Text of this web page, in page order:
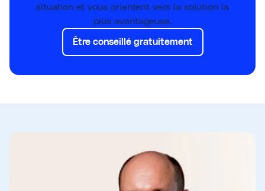
situation et vous orientent vers la solution la
plus avantageuse.
Être conseillé gratuitement